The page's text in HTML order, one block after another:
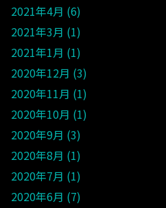
2021年4月 6
2021年3月 1
2021年1月 1
2020年12月 3
2020年11月 1
2020年10月 1
2020年9月 3
2020年8月 1
2020年7月 1
2020年6月 7